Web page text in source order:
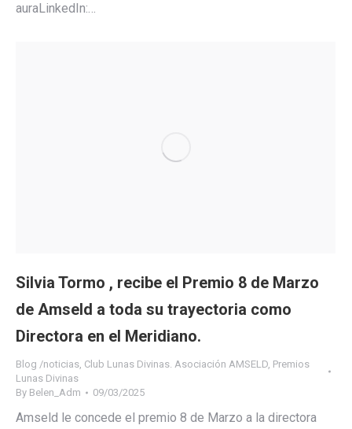
auraLinkedIn:…
Silvia Tormo , recibe el Premio 8 de Marzo
de Amseld a toda su trayectoria como
Directora en el Meridiano.
Blog /noticias, Club Lunas Divinas. Asociación AMSELD, Premios
Lunas Divinas
By Belen_Adm 09/03/2025
Amseld le concede el premio 8 de Marzo a la directora